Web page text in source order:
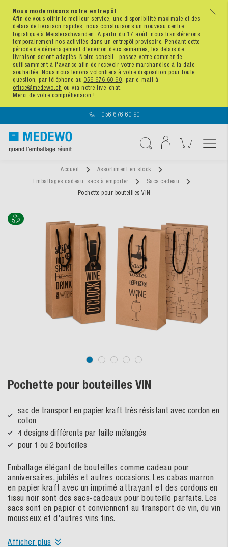
x
Nous modernisons notre entrepôt
Afin de vous offrir le meilleur service, une disponibilité maximale et des
délais de livraison rapides, nous construisons un nouveau centre
logistique à Meisterschwanden. À partir du 17 août, nous transférerons
temporairement nos activités dans un entrepôt provisoire. Pendant cette
période de déménagement d'environ deux semaines, les délais de
livraison seront adaptés. Notre conseil : passez votre commande
suffisamment à l'avance afin de recevoir votre marchandise à la date
souhaitée. Nous nous tenons volontiers à votre disposition pour toute
question, par téléphone au 056 676 60 90, par e-mail à
office@medewo.ch ou via notre live-chat.
Merci de votre compréhension !
056 676 60 90
Accueil
Assortiment en stock
Emballages cadeau, sacs à emporter
Sacs cadeau
Pochette pour bouteilles VIN
Pochette pour bouteilles VIN
sac de transport en papier kraft très résistant avec cordon en
coton
4 designs différents par taille mélangés
pour 1 ou 2 bouteilles
Emballage élégant de bouteilles comme cadeau pour
anniversaires, jubilés et autres occasions. Les cabas marron
en papier kraft avec un imprimé attrayant et des cordons en
tissu noir sont des sacs-cadeaux pour bouteille parfaits. Les
sacs sont en papier et conviennent au transport de vin, du vin
mousseux et d'autres vins fins.
Afficher plus